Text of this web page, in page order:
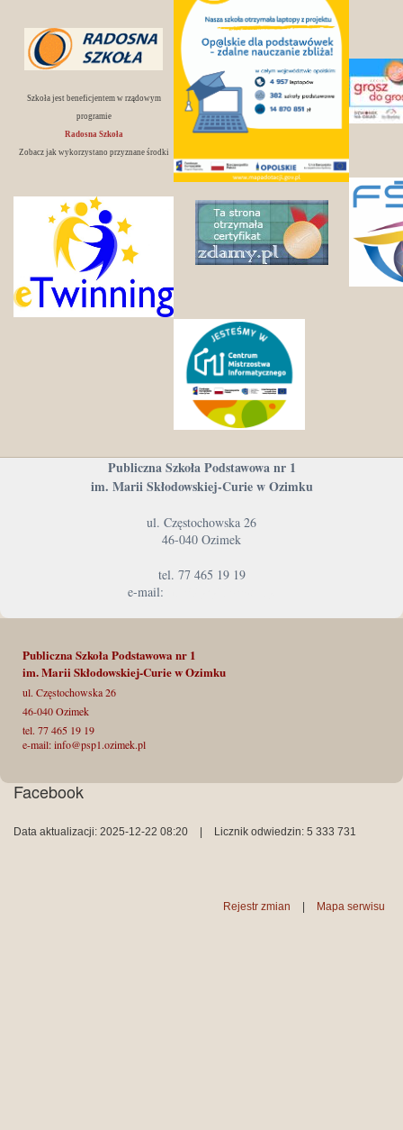
Szkoła jest beneficjentem w rządowym
programie
Radosna Szkoła
Zobacz jak wykorzystano przyznane środki
Publiczna Szkoła Podstawowa nr 1
im. Marii Skłodowskiej-Curie w Ozimku
ul. Częstochowska 26
46-040 Ozimek
tel. 77 465 19 19
e-mail:
Publiczna Szkoła Podstawowa nr 1
im. Marii Skłodowskiej-Curiew Ozimku
ul. Częstochowska 26
46-040 Ozimek
tel. 77 465 19 19
e-mail: info@psp1.ozimek.pl
Facebook
Data aktualizacji: 2025-12-22 08:20 Licznik odwiedzin: 5 333 731
Rejestr zmian Mapa serwisu